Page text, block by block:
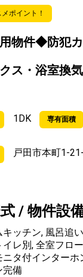
ポイント！
物件◆防犯
ス・浴室換
1DK 専有面積
戸田市本町1-
/ 物件設
キッチン, 風呂追
イレ別, 全室フロ
ニタ付インターホ
完備